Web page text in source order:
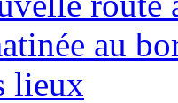
au
lieux